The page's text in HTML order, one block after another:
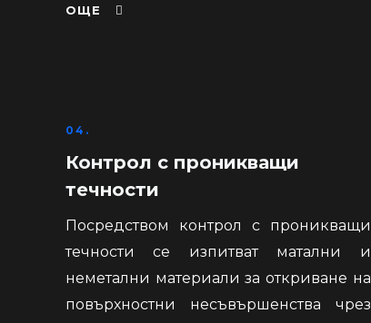
ОЩЕ
04.
Контрол с проникващи
течности
Посредством контрол с проникващи
течности се изпитват матални и
неметални материали за откриване на
повърхностни несъвършенства чрез